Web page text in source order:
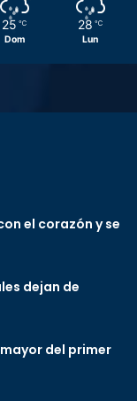
25 ℃
Dom
28 ℃
Lun
el corazón y se
dejan de
del primer